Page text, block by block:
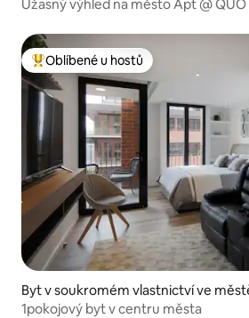
Úžasný výhled na město Apt @ QUO
Nejlepší v kategorii Oblíbené u hostů
Oblíbené u hostů
Byt v soukromém vlastnictví ve
mala City
1pokojový byt v centru města